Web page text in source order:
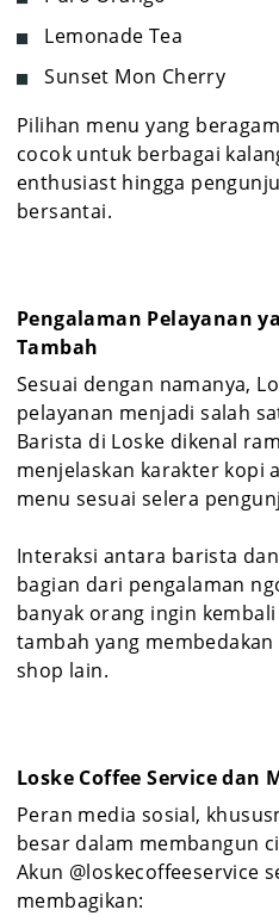
Lemonade Tea
Sunset Mon Cherry
Pilihan menu yang
cocok untuk berbagai
enthusiast hingga
bersantai.
Pengalaman Pelayanan
Tambah
Sesuai dengan namanya,
pelayanan menjadi salah
Barista di Loske dikenal
menjelaskan karakter kopi
menu sesuai selera
Interaksi antara barista
bagian dari pengalaman
banyak orang ingin
tambah yang
shop lain.
Loske Coffee Service dan
Peran media sosial,
besar dalam membangun
Akun @loskecoffeeservice
membagikan: